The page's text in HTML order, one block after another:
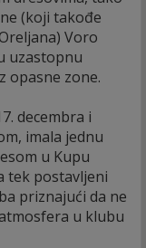
(koji takođe
Voro
uzastopnu
opasne zone.
decembra i
imala jednu
u Kupu
tek postavljeni
priznajući da ne
u klubu